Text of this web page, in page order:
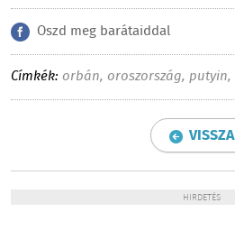
Oszd meg barátaiddal
Címkék: orbán, oroszország, putyin,
VISSZA
HIRDETÉS